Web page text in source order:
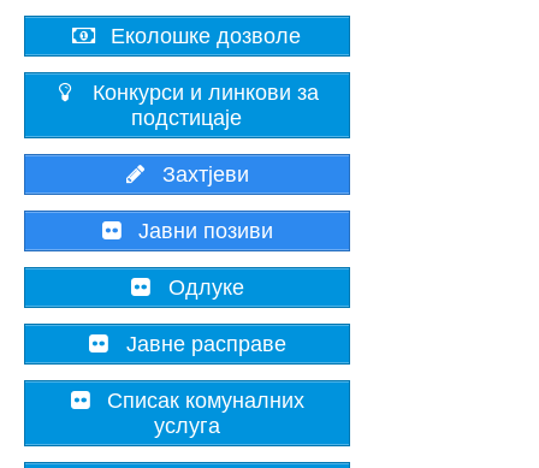
Еколошке дозволе
Конкурси и линкови за
подстицаје
Захтјеви
Јавни позиви
Одлуке
Јавне расправе
Списак комуналних
услуга